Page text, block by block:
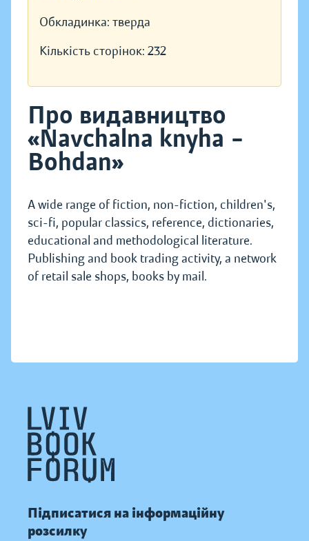
Обкладинка: тверда
Кількість сторінок: 232
Про видавництво
«Navchalna knyha –
Bohdan»
A wide range of fiction, non-fiction, children's,
sci-fi, popular classics, reference, dictionaries,
educational and methodological literature.
Publishing and book trading activity, a network
of retail sale shops, books by mail.
Підписатися на інформаційну
розсилку